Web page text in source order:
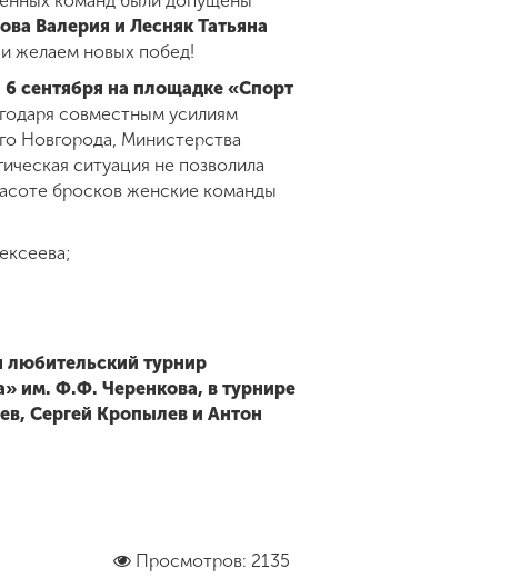
Валерия и Лесняк Татьяна
желаем новых побед!
6 сентября на площадке «Спорт
совместным усилиям
Новгорода, Министерства
ситуация не позволила
бросков женские команды
любительский турнир
им. Ф.Ф. Черенкова, в турнире
Сергей Кропылев и Антон
Просмотров: 2135